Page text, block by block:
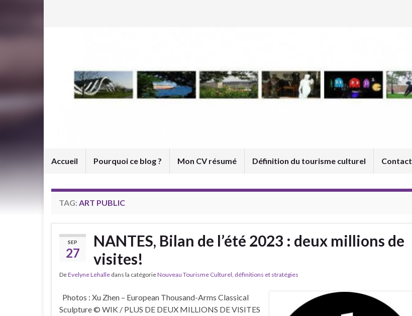
Accueil Pourquoi ce blog ? Mon CV résumé Définition du tourisme culturel Contact
TAG: ART PUBLIC
SEP
27
NANTES, Bilan de l’été 2023 : deux millions de
visites!
DeEvelyne Lehalle dans la catégorieNouveau Tourisme Culturel, définitions et stratégies
Photos : Xu Zhen – European Thousand-Arms Classical
Sculpture © WIK / PLUS DE DEUX MILLIONS DE VISITES